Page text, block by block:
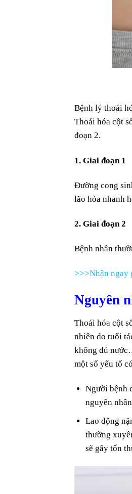
Bệnh lý thoái
Thoái hóa cột
đoạn 2.
1. Giai đoạn 1
Đường cong
lão hóa nhanh
2. Giai đoạn 2
Bệnh nhân
>>>Nhận ngay
Nguyên
Thoái hóa cột
nhiên do tuổi
không đủ
một số yếu tố
Người bệnh
nguyên
Lao động
thường
sẽ gây tổn